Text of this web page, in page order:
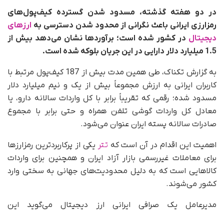
در دو هفته گذشته، مسدود شدن گسترده کیف‌پول‌های
رمزارزی ایرانی باعث نگرانی از محدود شدن دسترسی به ارزهای
دیجیتال در کشور شده است؛ برآوردها نشان می‌دهد بیش از
1.5 میلیارد دلار دارایی در این جریان بلوکه شده است.
به گزارش تکناک، طی همین مدت بیش از 187 کیف‌پول مرتبط با
کاربران ایرانی به ارزش مجموعاً بیش از یک و نیم میلیارد دلار
مسدود شده؛ رقمی که تقریباً برابر با کل واردات سالانه دارو، یا
معادل کل واردات گوشی تلفن همراه و حتی برابر با مجموع
صادرات سالانه پسته ایران عنوان می‌شود.
اهمیت این اقدام در آن است که تتر یکی از پرکاربردترین رمزارزها
برای معاملات غیررسمی بازار آزاد ایران و همچنین برای واردات
کالاهایی است که به دلیل محدودیت‌های جهانی به سختی وارد
کشور می‌شوند.
مدیرعامل یک صرافی ایرانی ارز دیجیتال می‌گوید این